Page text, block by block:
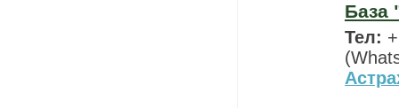
База
Тел: